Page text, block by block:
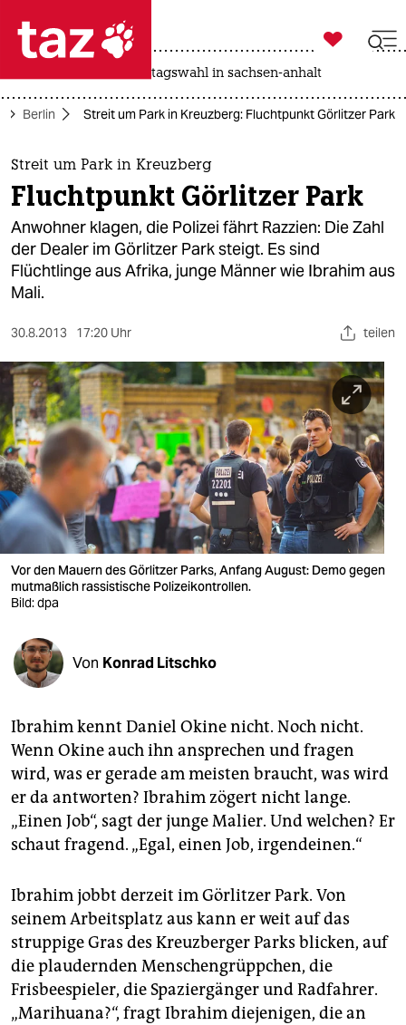
 taz zahl ich
taz zahl ich
themen
politik
öko
gesellschaft
kultur
sport
berlin
nord
wahrheit
verlag
verlag
veranstaltungen
shop
fragen & hilfe
abo
genossenschaft
epaper login

taz zahl ich
landtagswahl in sachsen-anhalt
Berlin Streit um Park in Kreuzberg: Fluchtpunkt Görlitzer Park
Streit um Park in Kreuzberg
Fluchtpunkt Görlitzer Park
Anwohner klagen, die Polizei fährt Razzien: Die Zahl
der Dealer im Görlitzer Park steigt. Es sind
Flüchtlinge aus Afrika, junge Männer wie Ibrahim aus
Mali.
30.8.2013 17:20 Uhr teilen
Vor den Mauern des Görlitzer Parks, Anfang August: Demo gegen
mutmaßlich rassistische Polizeikontrollen.
Bild: dpa
Von Konrad Litschko
Ibrahim kennt Daniel Okine nicht. Noch nicht.
Wenn Okine auch ihn ansprechen und fragen
wird, was er gerade am meisten braucht, was wird
er da antworten? Ibrahim zögert nicht lange.
„Einen Job“, sagt der junge Malier. Und welchen? Er
schaut fragend. „Egal, einen Job, irgendeinen.“
Ibrahim jobbt derzeit im Görlitzer Park. Von
seinem Arbeitsplatz aus kann er weit auf das
struppige Gras des Kreuzberger Parks blicken, auf
die plaudernden Menschengrüppchen, die
Frisbeespieler, die Spaziergänger und Radfahrer.
„Marihuana?“, fragt Ibrahim diejenigen, die an